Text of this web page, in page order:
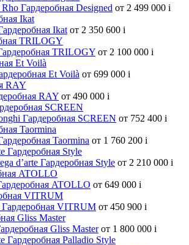
Гардеробная Designed от 2 499 000 i
Ikat от 2 350 600 i
TRILOGY от 2 100 000 i
Et Voilà от 699 000 i
RAY от 490 000 i
Гардеробная SCREEN от 752 400 i
Taormina от 1 760 200 i
d’arte Гардеробная Style от 2 210 000 i
ATOLLO от 649 000 i
VITRUM от 450 900 i
Gliss Master от 1 800 000 i